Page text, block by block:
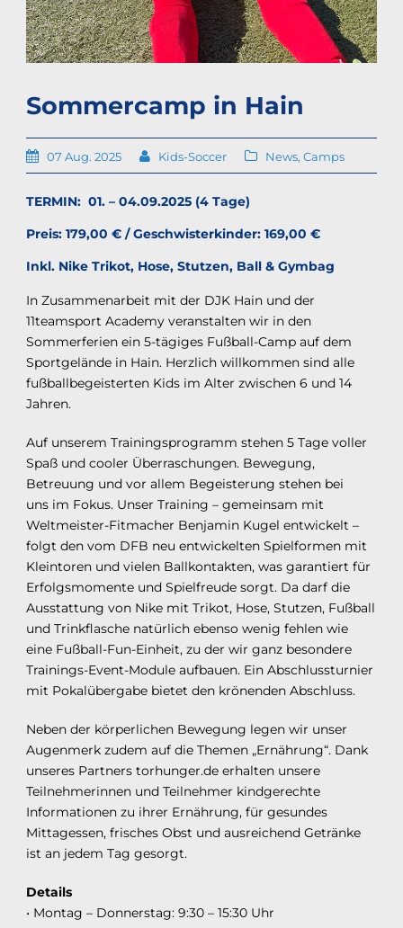
Sommercamp in Hain
07 Aug. 2025 Kids-Soccer News, Camps
TERMIN: 01. – 04.09.2025 (4 Tage)
Preis: 179,00 € / Geschwisterkinder: 169,00 €
Inkl. Nike Trikot, Hose, Stutzen, Ball & Gymbag
In Zusammenarbeit mit der DJK Hain und der
11teamsport Academy veranstalten wir in den
Sommerferien ein 5-tägiges Fußball-Camp auf dem
Sportgelände in Hain. Herzlich willkommen sind alle
fußballbegeisterten Kids im Alter zwischen 6 und 14
Jahren.
Auf unserem Trainingsprogramm stehen 5 Tage voller
Spaß und cooler Überraschungen. Bewegung,
Betreuung und vor allem Begeisterung stehen bei
uns im Fokus. Unser Training – gemeinsam mit
Weltmeister-Fitmacher Benjamin Kugel entwickelt –
folgt den vom DFB neu entwickelten Spielformen mit
Kleintoren und vielen Ballkontakten, was garantiert für
Erfolgsmomente und Spielfreude sorgt. Da darf die
Ausstattung von Nike mit Trikot, Hose, Stutzen, Fußball
und Trinkflasche natürlich ebenso wenig fehlen wie
eine Fußball-Fun-Einheit, zu der wir ganz besondere
Trainings-Event-Module aufbauen. Ein Abschlussturnier
mit Pokalübergabe bietet den krönenden Abschluss.
Neben der körperlichen Bewegung legen wir unser
Augenmerk zudem auf die Themen „Ernährung“. Dank
unseres Partners torhunger.de erhalten unsere
Teilnehmerinnen und Teilnehmer kindgerechte
Informationen zu ihrer Ernährung, für gesundes
Mittagessen, frisches Obst und ausreichend Getränke
ist an jedem Tag gesorgt.
Details
• Montag – Donnerstag: 9:30 – 15:30 Uhr